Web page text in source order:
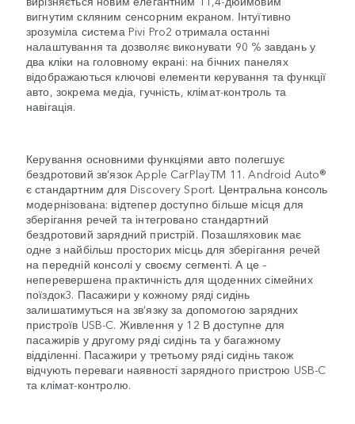
вигнутим скляним сенсорним екраном. Інтуїтивно
зрозуміла система Pivi Pro2 отримала останні
налаштування та дозволяє виконувати 90 % завдань у
два кліки на головному екрані: на бічних панелях
відображаються ключові елементи керування та функції
авто, зокрема медіа, гучність, клімат-контроль та
навігація.
Керування основними функціями авто полегшує
бездротовий зв’язок Apple CarPlayTM 11. Android Auto®
є стандартним для Discovery Sport. Центральна консоль
модернізована: відтепер доступно більше місця для
зберігання речей та інтегровано стандартний
бездротовий зарядний пристрій. Позашляховик має
одне з найбільш просторих місць для зберігання речей
на передній консолі у своєму сегменті. А це –
неперевершена практичність для щоденних сімейних
поїздок3. Пасажири у кожному ряді сидінь
залишатимуться на зв’язку за допомогою зарядних
пристроїв USB-C. Живлення у 12 В доступне для
пасажирів у другому ряді сидінь та у багажному
відділенні. Пасажири у третьому ряді сидінь також
відчують переваги наявності зарядного пристрою USB-C
та клімат-контролю.